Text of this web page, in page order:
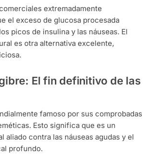
extremadamente
el exceso de glucosa procesada
picos de insulina y las náuseas. El
es otra alternativa excelente,
El fin definitivo de las
famoso por sus comprobadas
Esto significa que es un
aliado contra las náuseas agudas y el
profundo.